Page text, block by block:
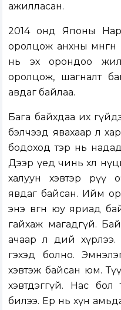
ажилласан.
2014 онд Японы
оролцож анхны
нь эх орондоо
оролцож, шагналт
авдаг байлаа.
Бага байхдаа их
бэлчээд явахаар л
бодоход тэр нь
Дээр үед чинь хөл
халуун хэвтэр рүү
явдаг байсан. Ийм
энэ өвгөн юу яриад
гайхаж магадгүй.
ачаар л өдий
гэхэд болно.
хэвтэж байсан юм.
хэвтдэггүй. Нас
билээ. Ер нь хүн